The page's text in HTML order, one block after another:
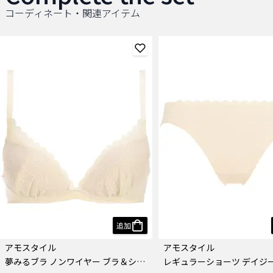
コーディネート・関連アイテム
追加
アモスタイル
夢みるブラ ノンワイヤー ブラ＆ショーツセット デイジーシャワー
アモスタイル
レギュラーショーツ デイジ